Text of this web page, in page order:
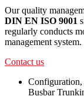
Our quality
DIN EN ISO 9001
regularly conducts
management system.
Contact us
Busbar